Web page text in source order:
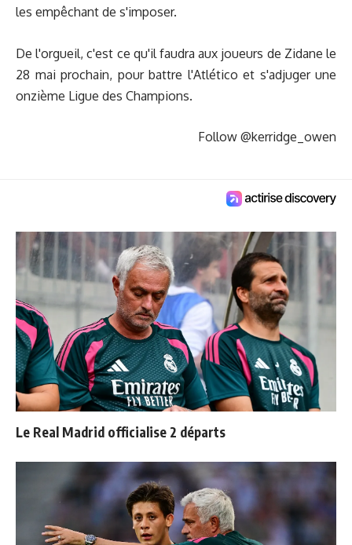
les empêchant de s'imposer.
De l'orgueil, c'est ce qu'il faudra aux joueurs de Zidane le
28 mai prochain, pour battre l'Atlético et s'adjuger une
onzième Ligue des Champions.
Follow @kerridge_owen
Le Real Madrid officialise 2 départs